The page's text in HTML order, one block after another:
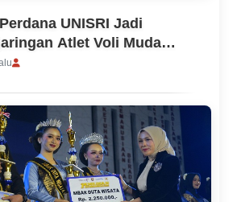
UNISRI Jadi
Atlet Voli Muda
Kejuaraan Piala